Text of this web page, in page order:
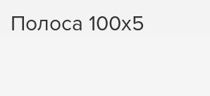
Полоса 100х5